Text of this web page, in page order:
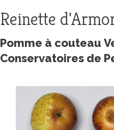
Reinette
Pomme à couteau
Conservatoires de